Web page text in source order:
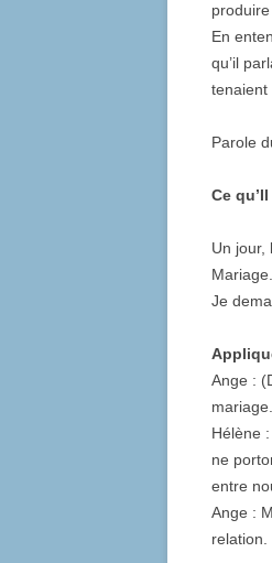
En
qu’il
tenaient
Parole
Ce
Un jour,
Je
Ange :
mariage.
Hélène
ne
entre
Ange :
relation.